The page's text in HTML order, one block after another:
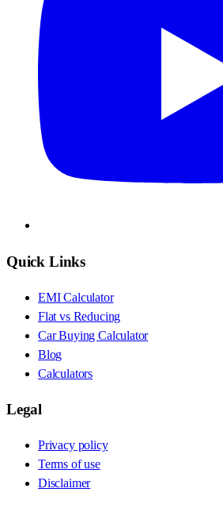
Quick Links
EMI Calculator
Flat vs Reducing
Car Buying Calculator
Blog
Calculators
Legal
Privacy policy
Terms of use
Disclaimer